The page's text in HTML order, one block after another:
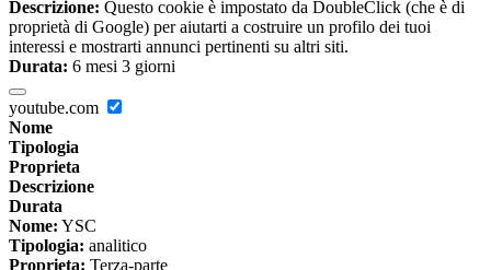
Descrizione: Questo cookie è impostato da DoubleClick (che è di
proprietà di Google) per aiutarti a costruire un profilo dei tuoi
interessi e mostrarti annunci pertinenti su altri siti.
Durata: 6 mesi 3 giorni
youtube.com
Nome
Tipologia
Proprieta
Descrizione
Durata
Nome: YSC
Tipologia: analitico
Proprieta: Terza-parte